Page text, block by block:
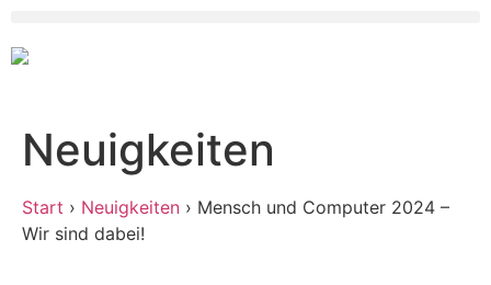
Neuigkeiten
Start › Neuigkeiten › Mensch und Computer 2024 –
Wir sind dabei!